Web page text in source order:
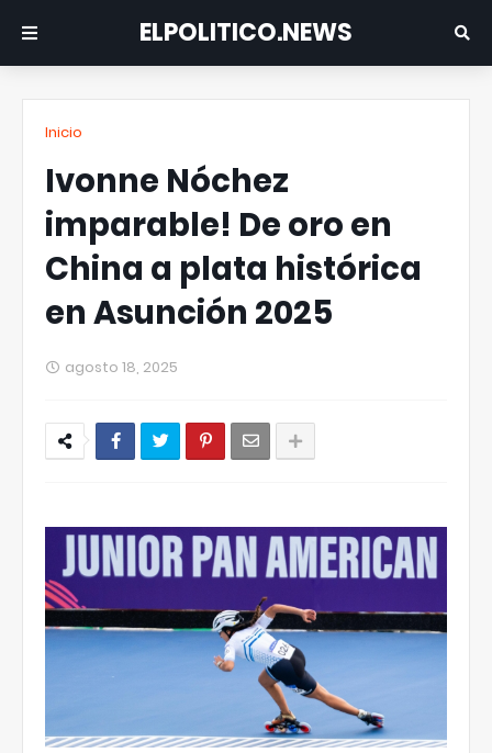
ELPOLITICO.NEWS
Inicio
Ivonne Nóchez
imparable! De oro en
China a plata histórica
en Asunción 2025
agosto 18, 2025